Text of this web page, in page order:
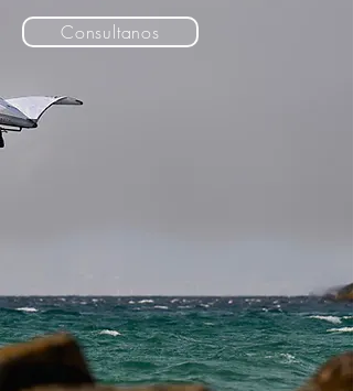
Consultanos